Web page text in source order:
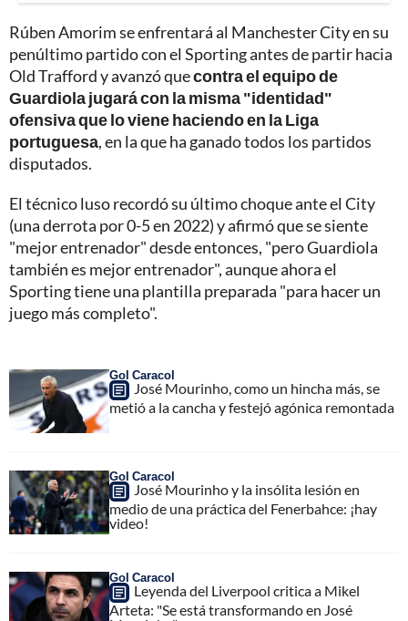
Rúben Amorim se enfrentará al Manchester City en su
penúltimo partido con el Sporting antes de partir hacia
Old Trafford y avanzó quecontra el equipo de
Guardiola jugará con la misma "identidad"
ofensiva que lo viene haciendo en la Liga
portuguesa, en la que ha ganado todos los partidos
disputados.
El técnico luso recordó su último choque ante el City
(una derrota por 0-5 en 2022) y afirmó que se siente
"mejor entrenador" desde entonces, "pero Guardiola
también es mejor entrenador", aunque ahora el
Sporting tiene una plantilla preparada "para hacer un
juego más completo".
Gol Caracol
José Mourinho, como un hincha más, se
metió a la cancha y festejó agónica remontada
Gol Caracol
José Mourinho y la insólita lesión en
medio de una práctica del Fenerbahce: ¡hay
video!
Gol Caracol
Leyenda del Liverpool critica a Mikel
Arteta: "Se está transformando en José